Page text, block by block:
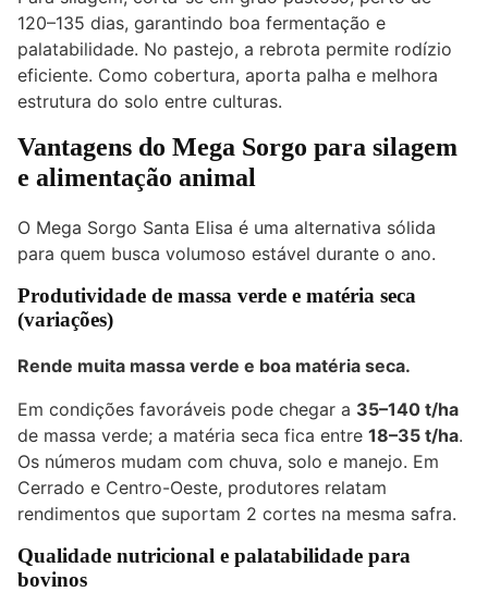
120–135 dias, garantindo boa fermentação e
palatabilidade. No pastejo, a rebrota permite rodízio
eficiente. Como cobertura, aporta palha e melhora
estrutura do solo entre culturas.
Vantagens do Mega Sorgo para silagem
e alimentação animal
O Mega Sorgo Santa Elisa é uma alternativa sólida
para quem busca volumoso estável durante o ano.
Produtividade de massa verde e matéria seca
(variações)
Rende muita massa verde e boa matéria seca.
Em condições favoráveis pode chegar a 35–140 t/ha
de massa verde; a matéria seca fica entre 18–35 t/ha.
Os números mudam com chuva, solo e manejo. Em
Cerrado e Centro-Oeste, produtores relatam
rendimentos que suportam 2 cortes na mesma safra.
Qualidade nutricional e palatabilidade para
bovinos